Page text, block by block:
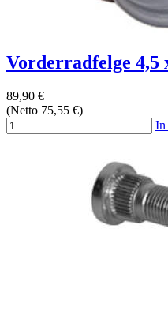
Vorderradfelge 4,5
89,90 €
(Netto 75,55 €)
In